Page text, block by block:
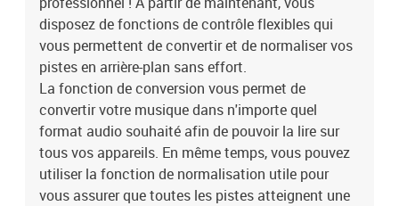
disposez de fonctions de contrôle flexibles qui
vous permettent de convertir et de normaliser vos
pistes en arrière-plan sans effort.
La fonction de conversion vous permet de
convertir votre musique dans n'importe quel
format audio souhaité afin de pouvoir la lire sur
tous vos appareils. En même temps, vous pouvez
utiliser la fonction de normalisation utile pour
vous assurer que toutes les pistes atteignent une